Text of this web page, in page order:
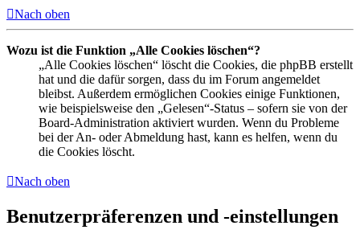
Nach oben
Wozu ist die Funktion „Alle Cookies löschen“?
„Alle Cookies löschen“ löscht die Cookies, die phpBB erstellt
hat und die dafür sorgen, dass du im Forum angemeldet
bleibst. Außerdem ermöglichen Cookies einige Funktionen,
wie beispielsweise den „Gelesen“-Status – sofern sie von der
Board-Administration aktiviert wurden. Wenn du Probleme
bei der An- oder Abmeldung hast, kann es helfen, wenn du
die Cookies löscht.
Nach oben
Benutzerpräferenzen und -einstellungen